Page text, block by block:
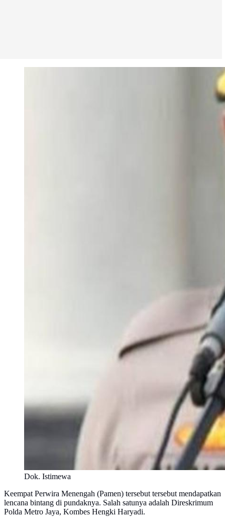
Dok. Istimewa
Keempat Perwira Menengah (Pamen) tersebut tersebut mendapatkan
lencana bintang di pundaknya. Salah satunya adalah Direskrimum
Polda Metro Jaya, Kombes Hengki Haryadi.